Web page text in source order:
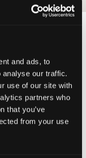
and ads, to
analyse our traffic.
use of our site with
partners who
that you’ve
from your use